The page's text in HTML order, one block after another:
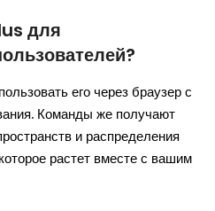
для
его через браузер с
Команды же получают
и распределения
растет вместе с вашим